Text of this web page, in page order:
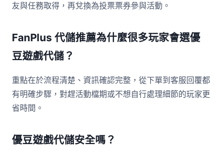
友與任務取得，再兌換為投票票券參與活動。
FanPlus 代儲推薦為什麼很多玩家會選優
豆遊戲代儲？
重點在於流程清楚、資訊確認完整，從下單到客服回覆都
有明確步驟，對趕活動檔期或不想自行處理細節的玩家更
省時間。
優豆遊戲代儲安全嗎？